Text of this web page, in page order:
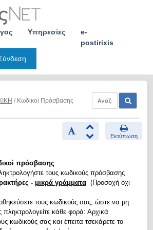
Υπηρεσίες
e-
postirixis
/ Κωδικοί Πρόσβασης
Εκτύπωση
πρόσβασης
τους κωδικούς πρόσβασης
- μικρά γράμματα (Προσοχή όχι
τους κωδικούς σας, ώστε να μη
πληκτρολογείτε κάθε φορά: Αρχικά
κωδικούς σας και έπειτα τσεκάρετε το